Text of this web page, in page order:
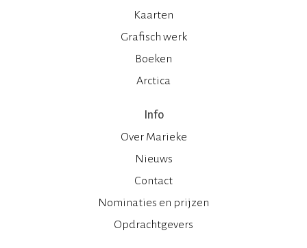
Kaarten
Grafisch werk
Boeken
Arctica
Info
Over Marieke
Nieuws
Contact
Nominaties en prijzen
Opdrachtgevers